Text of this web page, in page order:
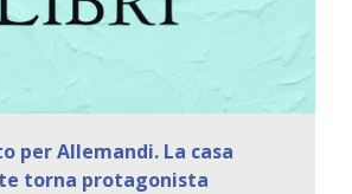
per Allemandi. La casa
torna protagonista